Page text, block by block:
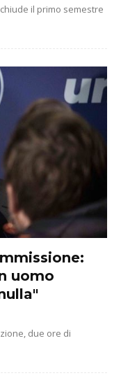
il primo semestre
uomo
due ore di